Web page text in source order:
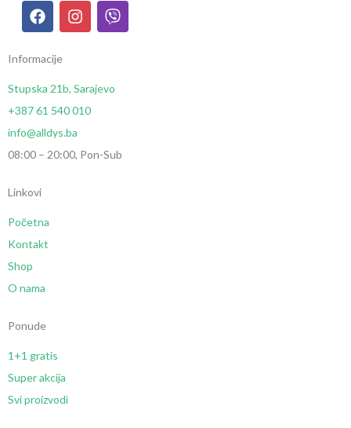
Informacije
Stupska 21b, Sarajevo
+387 61 540 010
info@alldys.ba
08:00 – 20:00, Pon-Sub
Linkovi
Početna
Kontakt
Shop
O nama
Ponude
1+1 gratis
Super akcija
Svi proizvodi